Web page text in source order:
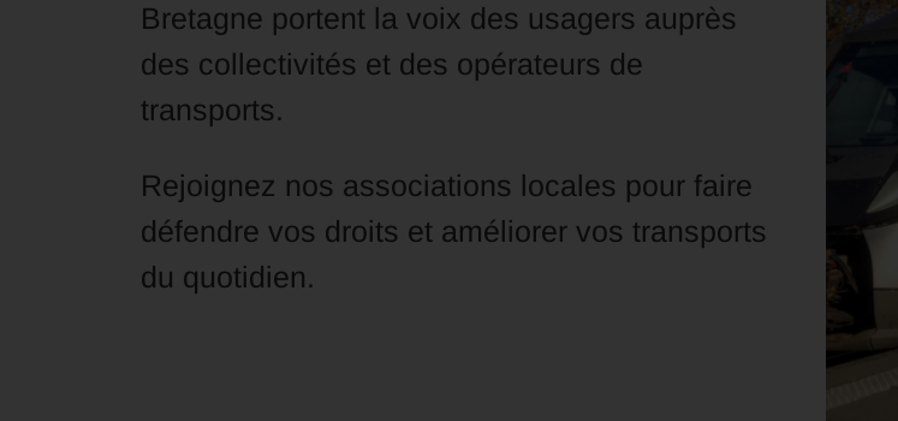
Bretagne portent la voix des usagers auprès
des collectivités et des opérateurs de
transports.
Rejoignez nos associations locales pour faire
défendre vos droits et améliorer vos transports
du quotidien.